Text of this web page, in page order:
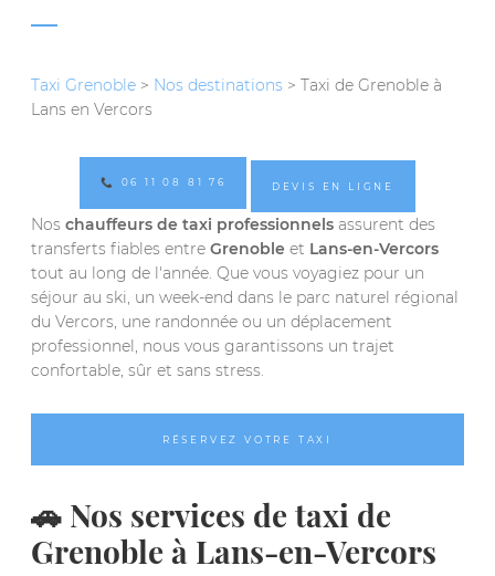
Taxi Grenoble > Nos destinations > Taxi de Grenoble à
Lans en Vercors
📞 06 11 08 81 76 DEVIS EN LIGNE
Nos chauffeurs de taxi professionnels assurent des
transferts fiables entre Grenoble et Lans-en-Vercors
tout au long de l'année. Que vous voyagiez pour un
séjour au ski, un week-end dans le parc naturel régional
du Vercors, une randonnée ou un déplacement
professionnel, nous vous garantissons un trajet
confortable, sûr et sans stress.
RÉSERVEZ VOTRE TAXI
🚗 Nos services de taxi de
Grenoble à Lans-en-Vercors